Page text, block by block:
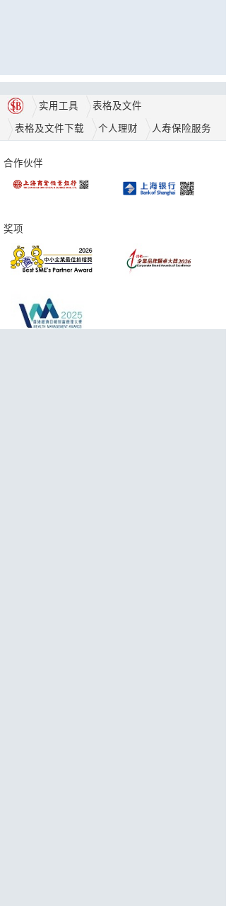
实用工具 表格及文件
表格及文件下载 个人理财 人寿保险服务
合作伙伴
奖项